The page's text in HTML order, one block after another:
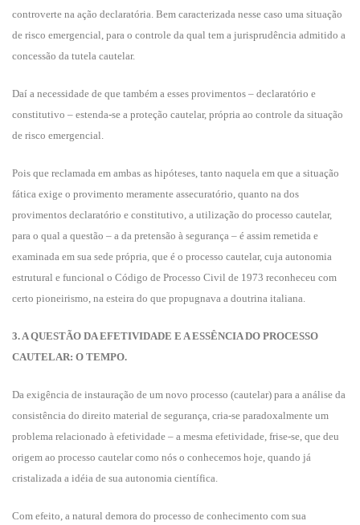
controverte na ação declaratória. Bem caracterizada nesse caso uma situação
de risco emergencial, para o controle da qual tem a jurisprudência admitido a
concessão da tutela cautelar.
Daí a necessidade de que também a esses provimentos – declaratório e
constitutivo – estenda-se a proteção cautelar, própria ao controle da situação
de risco emergencial.
Pois que reclamada em ambas as hipóteses, tanto naquela em que a situação
fática exige o provimento meramente assecuratório, quanto na dos
provimentos declaratório e constitutivo, a utilização do processo cautelar,
para o qual a questão – a da pretensão à segurança – é assim remetida e
examinada em sua sede própria, que é o processo cautelar, cuja autonomia
estrutural e funcional o Código de Processo Civil de 1973 reconheceu com
certo pioneirismo, na esteira do que propugnava a doutrina italiana.
3. A QUESTÃO DA EFETIVIDADE E A ESSÊNCIA DO PROCESSO
CAUTELAR: O TEMPO.
Da exigência de instauração de um novo processo (cautelar) para a análise da
consistência do direito material de segurança, cria-se paradoxalmente um
problema relacionado à efetividade – a mesma efetividade, frise-se, que deu
origem ao processo cautelar como nós o conhecemos hoje, quando já
cristalizada a idéia de sua autonomia científica.
Com efeito, a natural demora do processo de conhecimento com sua